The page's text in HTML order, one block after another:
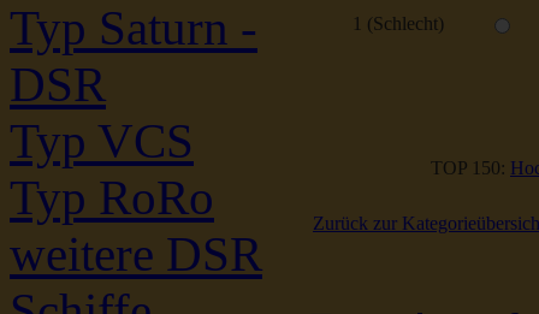
Typ Saturn -
DSR
Typ VCS
Typ RoRo
weitere DSR
1 (Schlecht)
TOP 150:
Zurück zur